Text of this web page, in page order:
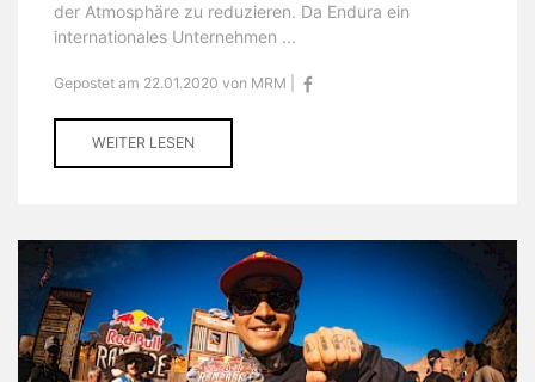
der Atmosphäre zu reduzieren. Da Endura ein
internationales Unternehmen ...
Gepostet am 22.01.2020 von MRM |
WEITER LESEN